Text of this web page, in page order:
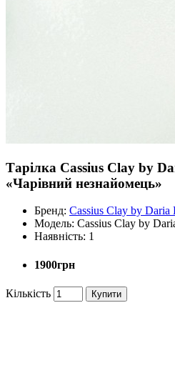
Тарілка Cassius Clay by
«Чарівний незнайомець»
Бренд: Cassius Clay by Daria
Модель: Cassius Clay by
Наявність: 1
1900грн
Кількість Купити